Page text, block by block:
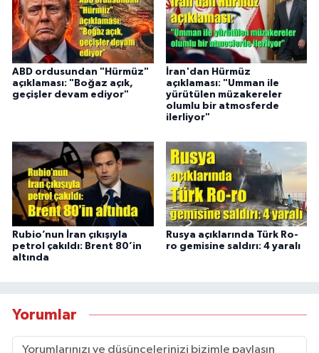
ABD ordusundan "Hürmüz"
açıklaması: "Boğaz açık,
geçişler devam ediyor"
İran'dan Hürmüz
açıklaması: "Umman ile
yürütülen müzakereler
olumlu bir atmosferde
ilerliyor"
Rubio’nun İran çıkışıyla
petrol çakıldı: Brent 80’in
altında
Rusya açıklarında Türk Ro-
ro gemisine saldırı: 4 yaralı
Yorumlar